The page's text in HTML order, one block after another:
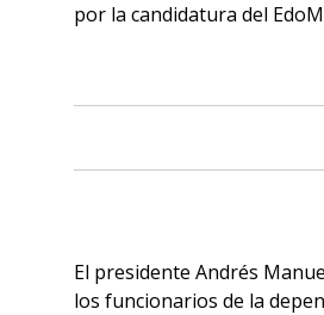
por la candidatura del
El presidente Andrés
los funcionarios de la